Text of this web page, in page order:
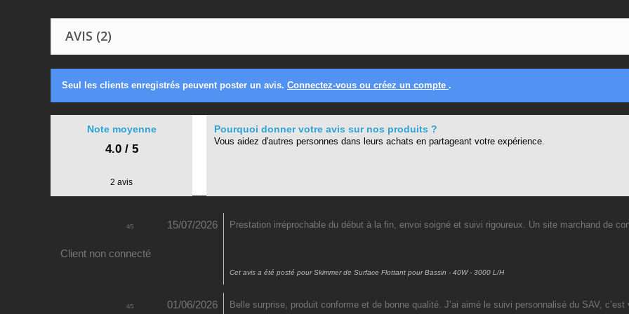
AVIS (2)
Seul les clients enregistrés peuvent poster un avis. Connectez-vous ou créez un compte .
Note moyenne
4.0 / 5
2 avis
Pourquoi donner votre avis sur nos produits ?
Vous aidez d'autres personnes dans leurs achats en partageant votre expérience.
4/5 15/07/2026
Client non connecté
Prestation irréprochable du début à la fin, envoi soigné et suivi rigoureux. Un site marchand de
Cet avis a été posté pourSkimmer de Surface Flottant pour Bassin - 40W - 3000 L/H
4/5 01/06/2026 Belle surprise, produit conforme et de bonne qualité. J’ai aimé le suivi personnalisé du SAV, c’est